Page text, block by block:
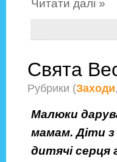
Читати далі »
Свята
Рубрики (Заходи,
Малюки
мамам. Діти
дитячі серця